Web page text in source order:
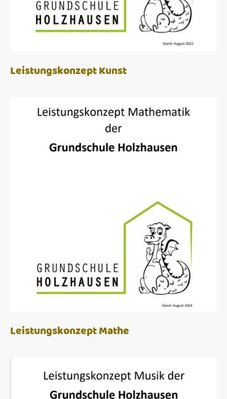
Leistungskonzept Kunst
Leistungskonzept Mathe